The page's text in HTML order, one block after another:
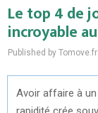
Le top 4 de
incroyable
Published by Tomove.fr
Avoir affaire à un